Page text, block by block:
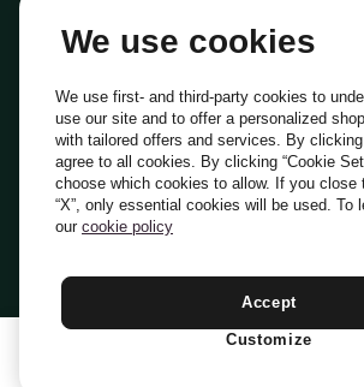
Everli Shoppers
About Us
Everli News
Domande frequenti
Lavora con noi
Diventa Shopper
Investitori
PrivacyCookiePreferenze
Termini e CondizioniCodice
Indirizzo PEC: everli@pec.it - indirizzo DPO:
Italiano
We use cookies
We use first- and third-party cookies to
use our site and to offer a personalized
with tailored offers and services. By clicking
agree to all cookies. By clicking “Cookie
choose which cookies to allow. If you close
“X”, only essential cookies will be used. To
our cookie policy
Accept
Customize